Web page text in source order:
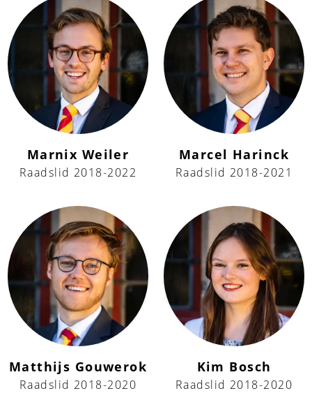
Marnix Weiler
Raadslid 2018-2022
Marcel Harinck
Raadslid 2018-2021
Matthijs Gouwerok
Raadslid 2018-2020
Kim Bosch
Raadslid 2018-2020